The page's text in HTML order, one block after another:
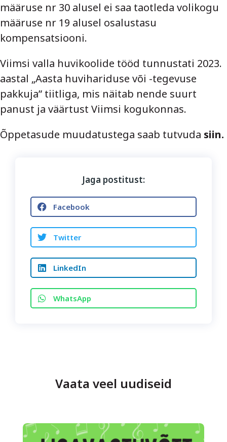
määruse nr 30 alusel ei saa taotleda volikogu
määruse nr 19 alusel osalustasu
kompensatsiooni.
Viimsi valla huvikoolide tööd tunnustati 2023.
aastal „Aasta huvihariduse või -tegevuse
pakkuja” tiitliga, mis näitab nende suurt
panust ja väärtust Viimsi kogukonnas.
Õppetasude muudatustega saab tutvuda siin.
Jaga postitust:
Facebook
Twitter
LinkedIn
WhatsApp
Vaata veel uudiseid